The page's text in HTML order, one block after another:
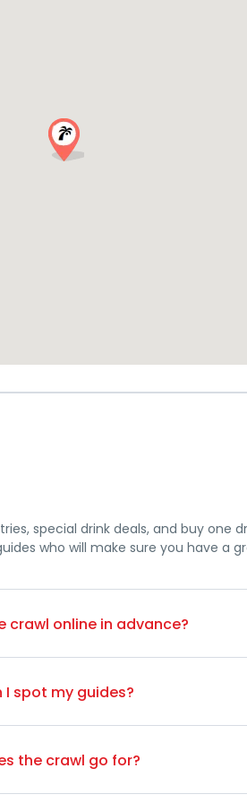
锁定并节省费用。
下来与人们交流，离开时还能讲上一整年
special drink deals, and buy one
who will make sure you have a
crawl online in advance?
crawl at any point during the night
spot my guides?
jacket.
the crawl go for?
you can contact us by WhatsApp